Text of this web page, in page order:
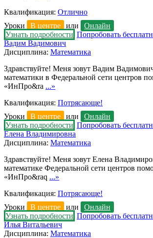
Квалификация: Отлично
Уроки
В центре или
Онлайн
Узнать подробности Попробовать
Вадим Вадимович
Дисциплина: Математика
Здравствуйте! Меня зовут Вадим
математики в Федеральной сети центров
«ИнПро&ra ...»
Квалификация: Потрясающе!
Уроки
В центре или
Онлайн
Узнать подробности Попробовать
Елена Владимировна
Дисциплина: Математика
Здравствуйте! Меня зовут Елена
математике Федеральной сети центров
«ИнПро&raq ...»
Квалификация: Потрясающе!
Уроки
В центре или
Онлайн
Узнать подробности Попробовать
Илья Витальевич
Дисциплина: Математика